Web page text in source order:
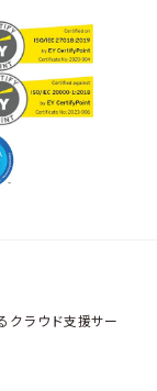
クラウド支援サー